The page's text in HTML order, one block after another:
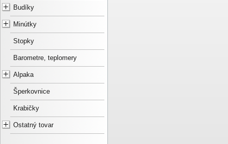
Budíky
Minútky
Stopky
Barometre, teplomery
Alpaka
Šperkovnice
Krabičky
Ostatný tovar